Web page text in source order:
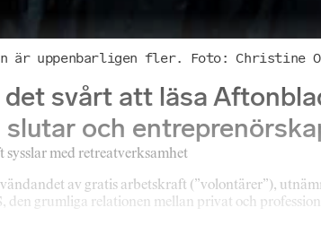
uppenbarligen fler. Foto: Christine
svårt att läsa
och
sysslar med retreatverksamhet
av gratis arbetskraft (”volontärer”),
grumliga relationen mellan privat och